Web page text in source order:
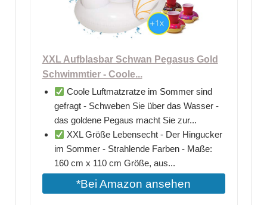
XXL Aufblasbar Schwan Pegasus Gold
Schwimmtier - Coole...
Coole Luftmatzratze im Sommer sind
gefragt - Schweben Sie über das Wasser -
das goldene Pegaus macht Sie zur...
XXL Größe Lebensecht - Der Hingucker
im Sommer - Strahlende Farben - Maße:
160 cm x 110 cm Größe, aus...
*Bei Amazon ansehen